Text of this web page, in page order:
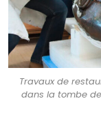
Travaux de
dans la tombe